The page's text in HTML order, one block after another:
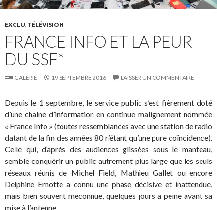
EXCLU, TÉLÉVISION
FRANCE INFO ET LA PEUR
DU SSF*
GALERIE 19 SEPTEMBRE 2016 LAISSER UN COMMENTAIRE
Depuis le 1 septembre, le service public s’est fièrement doté
d’une chaîne d’information en continue malignement nommée
« France Info » (toutes ressemblances avec une station de radio
datant de la fin des années 80 n’étant qu’une pure coïncidence).
Celle qui, d’après des audiences glissées sous le manteau,
semble conquérir un public autrement plus large que les seuls
réseaux réunis de Michel Field, Mathieu Gallet ou encore
Delphine Ernotte a connu une phase décisive et inattendue,
mais bien souvent méconnue, quelques jours à peine avant sa
mise à l’antenne.